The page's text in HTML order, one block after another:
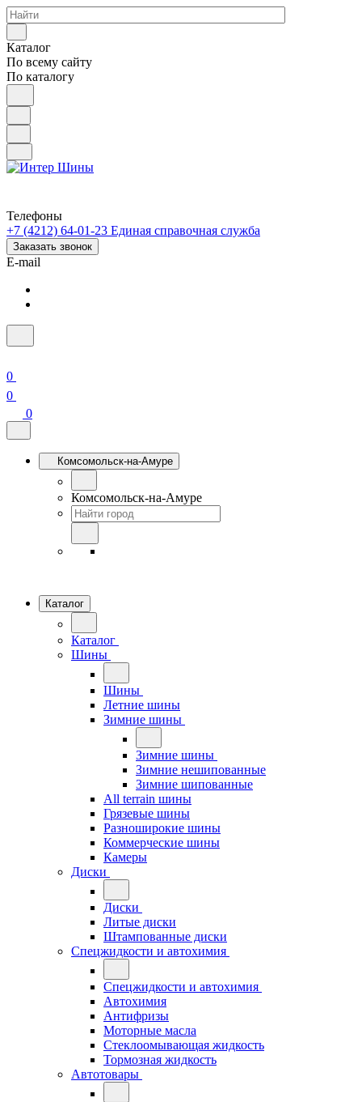
Каталог
По всему сайту
По каталогу
Телефоны
+7 (4212) 64-01-23 Единая справочная служба
Заказать звонок
E-mail
0
0
0
Комсомольск-на-Амуре
Комсомольск-на-Амуре
Каталог
Каталог
Шины
Шины
Летние шины
Зимние шины
Зимние шины
Зимние нешипованные
Зимние шипованные
All terrain шины
Грязевые шины
Разноширокие шины
Коммерческие шины
Камеры
Диски
Диски
Литые диски
Штампованные диски
Спецжидкости и автохимия
Спецжидкости и автохимия
Автохимия
Антифризы
Моторные масла
Стеклоомывающая жидкость
Тормозная жидкость
Автотовары